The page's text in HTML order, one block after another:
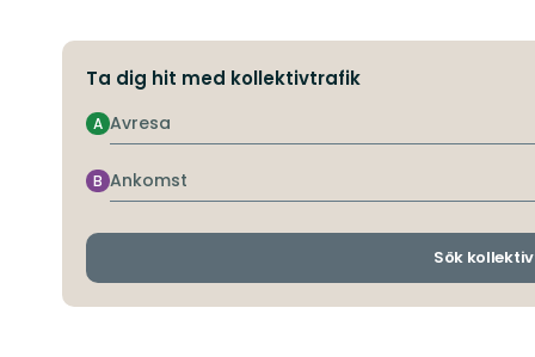
Ta dig hit med kollektivtrafik
Avresa
A
Ankomst
B
Sök